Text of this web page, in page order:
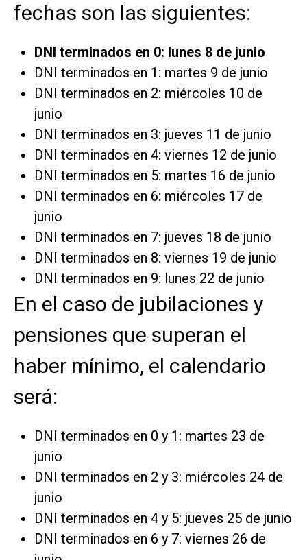
fechas son las siguientes:
DNI terminados en 0: lunes 8 de junio
DNI terminados en 1: martes 9 de junio
DNI terminados en 2: miércoles 10 de
junio
DNI terminados en 3: jueves 11 de junio
DNI terminados en 4: viernes 12 de junio
DNI terminados en 5: martes 16 de junio
DNI terminados en 6: miércoles 17 de
junio
DNI terminados en 7: jueves 18 de junio
DNI terminados en 8: viernes 19 de junio
DNI terminados en 9: lunes 22 de junio
En el caso de jubilaciones y
pensiones que superan el
haber mínimo, el calendario
será:
DNI terminados en 0 y 1: martes 23 de
junio
DNI terminados en 2 y 3: miércoles 24 de
junio
DNI terminados en 4 y 5: jueves 25 de junio
DNI terminados en 6 y 7: viernes 26 de